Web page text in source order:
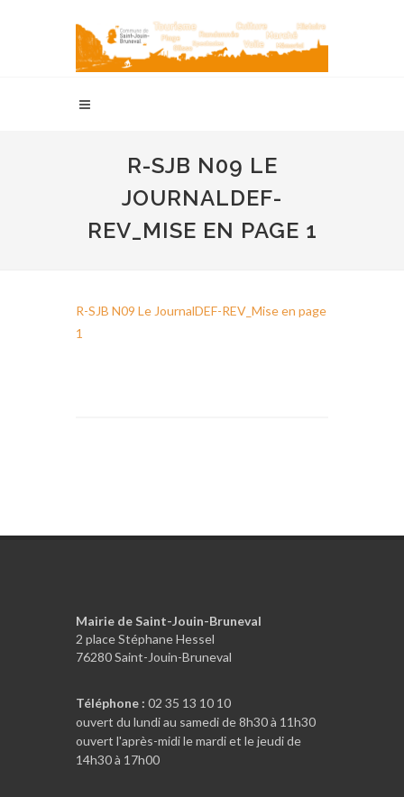
R-SJB N09 LE
JOURNALDEF-
REV_MISE EN PAGE 1
R-SJB N09 Le JournalDEF-REV_Mise en page
1
Mairie de Saint-Jouin-Bruneval
2 place Stéphane Hessel
76280 Saint-Jouin-Bruneval
Téléphone : 02 35 13 10 10
ouvert du lundi au samedi de 8h30 à 11h30
ouvert l'après-midi le mardi et le jeudi de
14h30 à 17h00